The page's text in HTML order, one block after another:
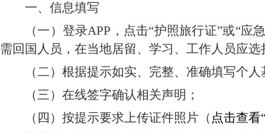
一、信息填写
（一）登录APP，点击“护照旅行证”或“
需回国人员，在当地居留、学习、工作人员应
（二）根据提示如实、完整、准确填写个
（三）在线签字确认相关声明；
（四）按提示要求上传证件照片（ 点击查看